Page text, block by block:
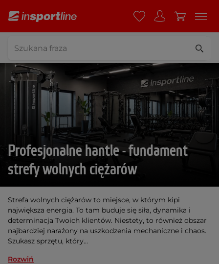
Profesjonalne hantle - fundament
strefy wolnych ciężarów
Strefa wolnych ciężarów to miejsce, w którym kipi
największa energia. To tam buduje się siła, dynamika i
determinacja Twoich klientów. Niestety, to również obszar
najbardziej narażony na uszkodzenia mechaniczne i chaos.
Szukasz sprzętu, który...
Rozwiń